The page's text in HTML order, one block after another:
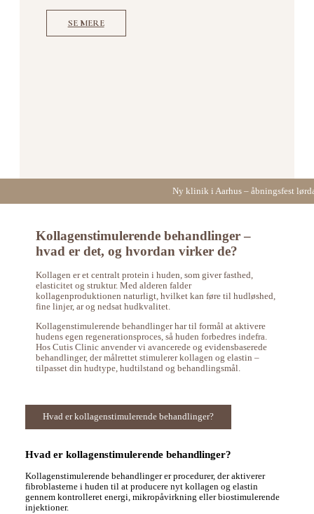
SE MERE
Ny klinik i Aarhus – åbningsfest
Kollagenstimulerende behandlinger –
hvad er det, og hvordan virker de?
Kollagen er et centralt protein i huden, som giver fasthed,
elasticitet og struktur. Med alderen falder
kollagenproduktionen naturligt, hvilket kan føre til hudløshed,
fine linjer, ar og nedsat hudkvalitet.
Kollagenstimulerende behandlinger har til formål at aktivere
hudens egen regenerationsproces, så huden forbedres indefra.
Hos Cutis Clinic anvender vi avancerede og evidensbaserede
behandlinger, der målrettet stimulerer kollagen og elastin –
tilpasset din hudtype, hudtilstand og behandlingsmål.
Hvad er kollagenstimulerende behandlinger?
Hvad er kollagenstimulerende behandlinger?
Kollagenstimulerende behandlinger er procedurer, der aktiverer
fibroblasterne i huden til at producere nyt kollagen og elastin
gennem kontrolleret energi, mikropåvirkning eller biostimulerende
injektioner.